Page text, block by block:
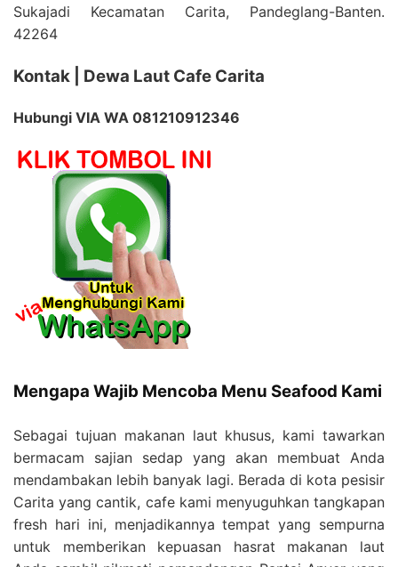
Sukajadi Kecamatan Carita, Pandeglang-Banten.
42264
Kontak | Dewa Laut Cafe Carita
Hubungi VIA WA 081210912346
Mengapa Wajib Mencoba Menu Seafood Kami
Sebagai tujuan makanan laut khusus, kami tawarkan
bermacam sajian sedap yang akan membuat Anda
mendambakan lebih banyak lagi. Berada di kota pesisir
Carita yang cantik, cafe kami menyuguhkan tangkapan
fresh hari ini, menjadikannya tempat yang sempurna
untuk memberikan kepuasan hasrat makanan laut